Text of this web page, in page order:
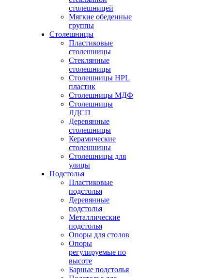
столешницей
Мягкие обеденные
группы
Столешницы
Пластиковые
столешницы
Стеклянные
столешницы
Столешницы HPL
пластик
Столешницы МДФ
Столешницы
ЛДСП
Деревянные
столешницы
Керамические
столешницы
Столешницы для
улицы
Подстолья
Пластиковые
подстолья
Деревянные
подстолья
Металлические
подстолья
Опоры для столов
Опоры
регулируемые по
высоте
Барные подстолья